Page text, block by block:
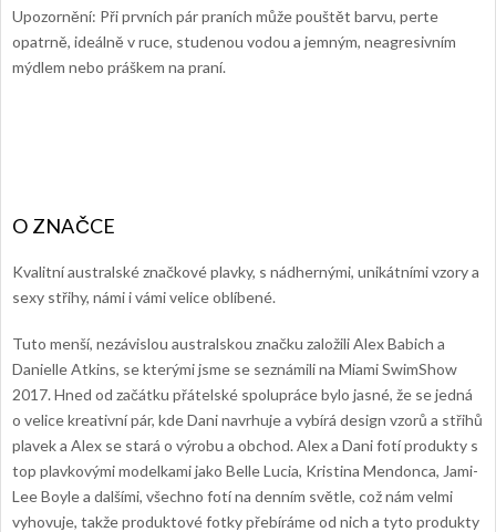
Upozornění: Při prvních pár praních může pouštět barvu, perte
opatrně, ideálně v ruce, studenou vodou a jemným, neagresivním
mýdlem nebo práškem na praní.
Kvalitní australské značkové plavky, s nádhernými, unikátními vzory a
sexy střihy, námi i vámi velice oblíbené.
Tuto menší, nezávislou australskou značku založili Alex Babich a
Danielle Atkins, se kterými jsme se seznámili na Miami SwimShow
2017. Hned od začátku přátelské spolupráce bylo jasné, že se jedná
o velice kreativní pár, kde Dani navrhuje a vybírá design vzorů a střihů
plavek a Alex se stará o výrobu a obchod. Alex a Dani fotí produkty s
top plavkovými modelkami jako Belle Lucia, Kristina Mendonca, Jami-
Lee Boyle a dalšími, všechno fotí na denním světle, což nám velmi
vyhovuje, takže produktové fotky přebíráme od nich a tyto produkty